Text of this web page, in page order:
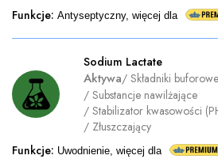
Funkcje: Antyseptyczny, więcej dla
Sodium Lactate
Aktywa/ Składniki buforowe
/ Substancje nawilżające
/ Stabilizator kwasowości
/ Złuszczający
Funkcje: Uwodnienie, więcej dla